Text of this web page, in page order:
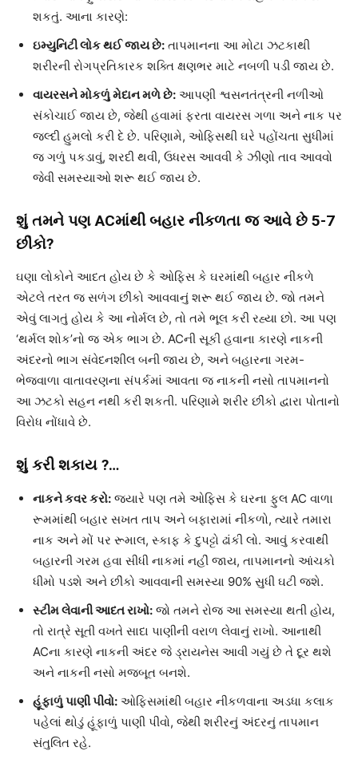
શકતું. આના કારણે:
ઇમ્યુનિટી લોક થઈ જાય છે: તાપમાનના આ મોટા ઝટકાથી
શરીરની રોગપ્રતિકારક શક્તિ ક્ષણભર માટે નબળી પડી જાય છે.
વાયરસને મોકળું મેદાન મળે છે: આપણી શ્વસનતંત્રની નળીઓ
સંકોચાઈ જાય છે, જેથી હવામાં ફરતા વાયરસ ગળા અને નાક પર
જલ્દી હુમલો કરી દે છે. પરિણામે, ઓફિસથી ઘરે પહોંચતા સુધીમાં
જ ગળું પકડાવું, શરદી થવી, ઉધરસ આવવી કે ઝીણો તાવ આવવો
જેવી સમસ્યાઓ શરૂ થઈ જાય છે.
શું તમને પણ ACમાંથી બહાર નીકળતા જ આવે છે 5-7
છીંકો?
ઘણા લોકોને આદત હોય છે કે ઓફિસ કે ઘરમાંથી બહાર નીકળે
એટલે તરત જ સળંગ છીંકો આવવાનું શરૂ થઈ જાય છે. જો તમને
એવું લાગતું હોય કે આ નોર્મલ છે, તો તમે ભૂલ કરી રહ્યા છો. આ પણ
‘થર્મલ શોક’નો જ એક ભાગ છે. ACની સૂકી હવાના કારણે નાકની
અંદરનો ભાગ સંવેદનશીલ બની જાય છે, અને બહારના ગરમ-
ભેજવાળા વાતાવરણના સંપર્કમાં આવતા જ નાકની નસો તાપમાનનો
આ ઝટકો સહન નથી કરી શકતી. પરિણામે શરીર છીંકો દ્વારા પોતાનો
વિરોધ નોંધાવે છે.
શું કરી શકાય ?…
નાકને કવર કરો: જ્યારે પણ તમે ઓફિસ કે ઘરના ફુલ AC વાળા
રૂમમાંથી બહાર સખત તાપ અને બફારામાં નીકળો, ત્યારે તમારા
નાક અને મોં પર રૂમાલ, સ્કાફ કે દુપટ્ટો ઢાંકી લો. આવું કરવાથી
બહારની ગરમ હવા સીધી નાકમાં નહીં જાય, તાપમાનનો આંચકો
ધીમો પડશે અને છીંકો આવવાની સમસ્યા 90% સુધી ઘટી જશે.
સ્ટીમ લેવાની આદત રાખો: જો તમને રોજ આ સમસ્યા થતી હોય,
તો રાત્રે સૂતી વખતે સાદા પાણીની વરાળ લેવાનું રાખો. આનાથી
ACના કારણે નાકની અંદર જે ડ્રાયનેસ આવી ગયું છે તે દૂર થશે
અને નાકની નસો મજબૂત બનશે.
હૂંફાળું પાણી પીવો: ઓફિસમાંથી બહાર નીકળવાના અડધા કલાક
પહેલાં થોડું હૂંફાળું પાણી પીવો, જેથી શરીરનું અંદરનું તાપમાન
સંતુલિત રહે.